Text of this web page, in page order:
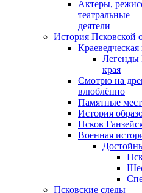
Актеры,
театральные
деятели
История Псковской
Краеведческая
Легенды
края
Смотрю на
влюблённо
Памятные
История
Псков
Военная
Псковские следы